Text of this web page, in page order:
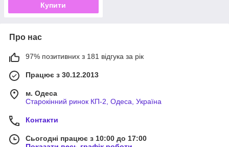
Купити
Про нас
97% позитивних з 181 відгука за рік
Працює з 30.12.2013
м. Одеса
Старокінний ринок КП-2, Одеса, Україна
Контакти
Сьогодні працює з 10:00 до 17:00